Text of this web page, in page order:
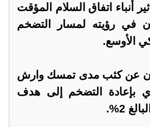
أنباء اتفاق السلام المؤقت
في رؤيته لمسار التضخم
الأوسع.
عن كثب مدى تمسك وارش
بإعادة التضخم إلى هدف
2%.